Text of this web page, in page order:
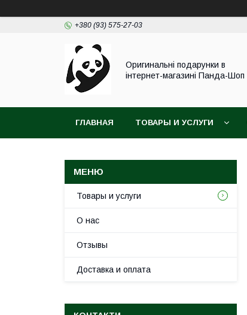
+380 (93) 575-27-03
Оригинальні подарунки в
інтернет-магазині Панда-Шоп
ГЛАВНАЯ ТОВАРЫ И УСЛУГИ
Товары и услуги
О нас
Отзывы
Доставка и оплата